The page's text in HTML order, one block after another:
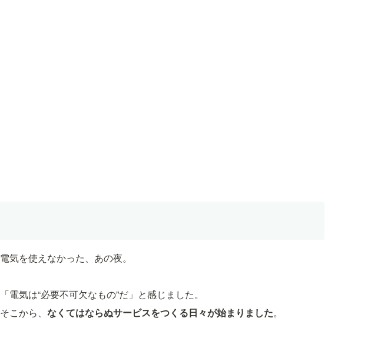
電気を使えなかった、あの夜。
「電気は“必要不可欠なもの”だ」と感じました。
そこから、 なくてはならぬサービスをつくる日々が始まりました。